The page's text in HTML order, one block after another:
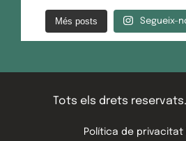
Més posts Segueix-
Tots els drets reservats.
Política de privacitat